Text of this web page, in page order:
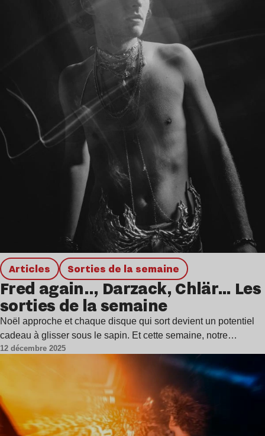
Articles Sorties de la semaine
Fred again.., Darzack, Chlär… Les
sorties de la semaine
Noël approche et chaque disque qui sort devient un potentiel
cadeau à glisser sous le sapin. Et cette semaine, notre…
12 décembre 2025